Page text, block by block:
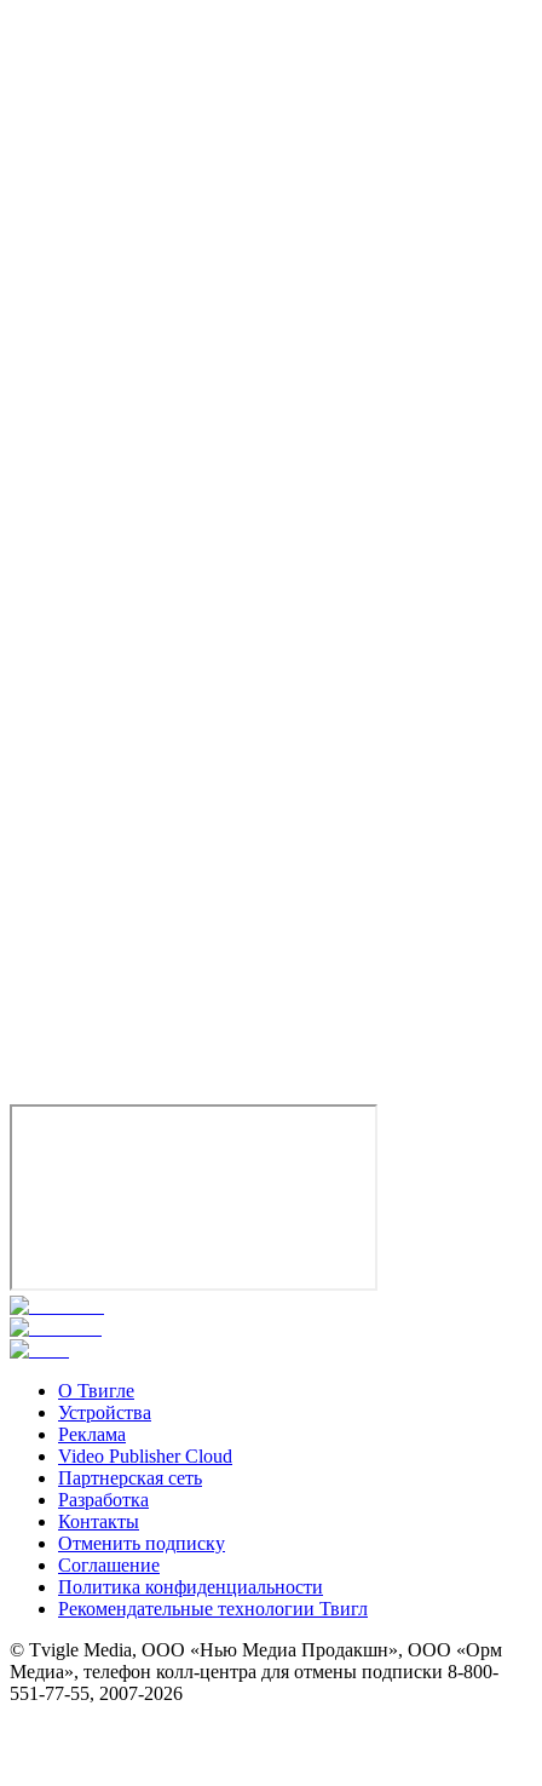
О Твигле
Устройства
Реклама
Video Publisher Cloud
Партнерская сеть
Разработка
Контакты
Отменить подписку
Соглашение
Политика конфиденциальности
Рекомендательные технологии Твигл
© Tvigle Media, ООО «Нью Медиа Продакшн», ООО «Орм
Медиа», телефон колл-центра для отмены подписки 8-800-
551-77-55, 2007-2026